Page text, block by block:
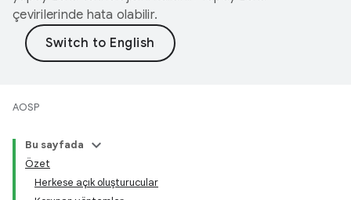
çevirilerinde hata olabilir.
AOSP
Bu sayfada
Özet
Herkese açık oluşturucular